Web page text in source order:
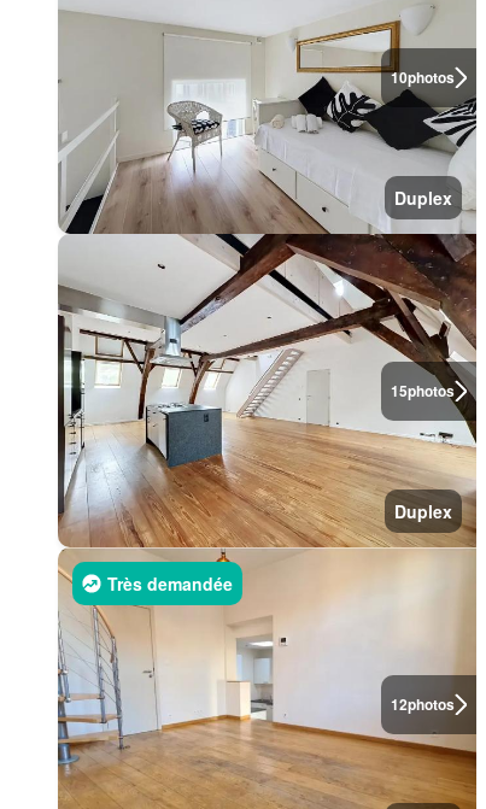
10photos
Duplex
15photos
Duplex
12photos
Très demandée